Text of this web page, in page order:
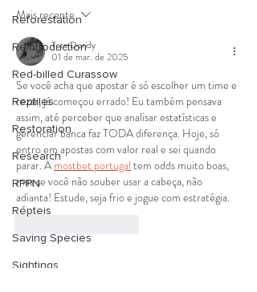
Reforestation
Reintroduction
Red-billed Curassow
Reptiles
Restoration
Research
RPPN
Répteis
Saving Species
Sightings
público
Mais recente
Tara Doridy
01 de mar. de 2025
Se você acha que apostar é só escolher um time e
rezar, já começou errado! Eu também pensava
assim, até perceber que analisar estatísticas e
gerenciar banca faz TODA diferença. Hoje, só
entro em apostas com valor real e sei quando
parar. A mostbet portugal tem odds muito boas,
mas se você não souber usar a cabeça, não
adianta! Estude, seja frio e jogue com estratégia.